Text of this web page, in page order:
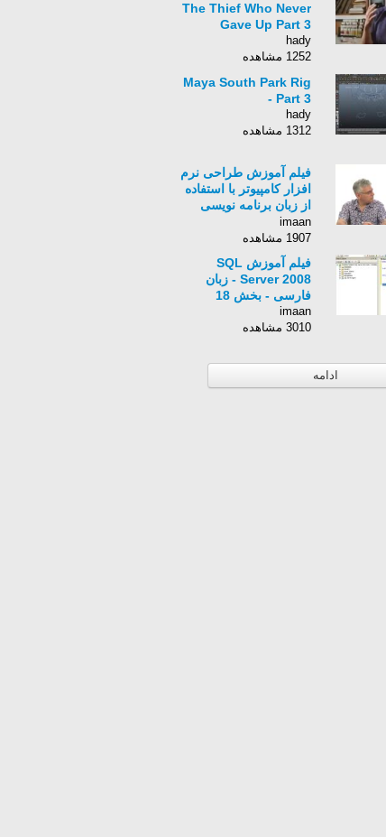
The Thief Who Never
Gave Up Part 3
hady
1252 مشاهده
Maya South Park Rig
- Part 3
hady
1312 مشاهده
فیلم آموزش طراحی نرم
افزار کامپیوتر با استفاده
از زبان برنامه نویسی
زبان انگلیسی - بخش 380
imaan
1907 مشاهده
فیلم آموزش SQL
Server 2008 - زبان
فارسی - بخش 18
imaan
3010 مشاهده
ادامه